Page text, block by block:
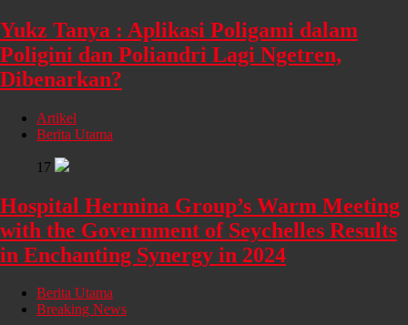
Yukz Tanya : Aplikasi Poligami dalam
Poligini dan Poliandri Lagi Ngetren,
Dibenarkan?
Artikel
Berita Utama
17
Hospital Hermina Group’s Warm Meeting
with the Government of Seychelles Results
in Enchanting Synergy in 2024
Berita Utama
Breaking News